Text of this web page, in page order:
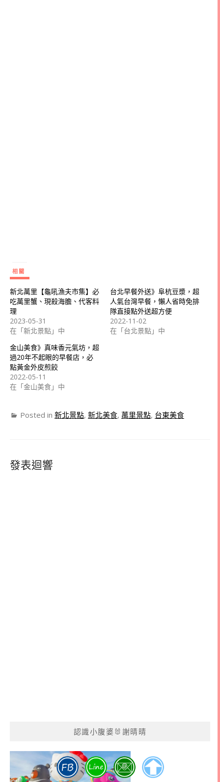
相關
新北萬里【龜吼漁夫市集】必
吃萬里蟹、現殺海膽、代客料
理
2023-05-31
在「新北景點」中
台北早餐外送》阜杭豆漿，超
人氣台灣早餐，懶人省時免排
隊直接點外送超方便
2022-11-02
在「台北景點」中
金山美食》真味香元氣坊，超
過20年不起眼的早餐店，必
點黃金外皮煎餃
2022-05-11
在「金山美食」中
Posted in 新北景點, 新北美食, 萬里景點, 台東美食
發表迴響
認識小腹婆🐰謝晴晴